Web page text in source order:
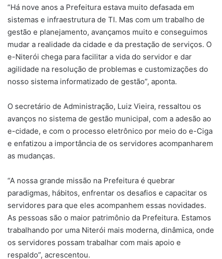
“Há nove anos a Prefeitura estava muito defasada em
sistemas e infraestrutura de TI. Mas com um trabalho de
gestão e planejamento, avançamos muito e conseguimos
mudar a realidade da cidade e da prestação de serviços. O
e-Niterói chega para facilitar a vida do servidor e dar
agilidade na resolução de problemas e customizações do
nosso sistema informatizado de gestão”, aponta.
O secretário de Administração, Luiz Vieira, ressaltou os
avanços no sistema de gestão municipal, com a adesão ao
e-cidade, e com o processo eletrônico por meio do e-Ciga
e enfatizou a importância de os servidores acompanharem
as mudanças.
“A nossa grande missão na Prefeitura é quebrar
paradigmas, hábitos, enfrentar os desafios e capacitar os
servidores para que eles acompanhem essas novidades.
As pessoas são o maior patrimônio da Prefeitura. Estamos
trabalhando por uma Niterói mais moderna, dinâmica, onde
os servidores possam trabalhar com mais apoio e
respaldo”, acrescentou.